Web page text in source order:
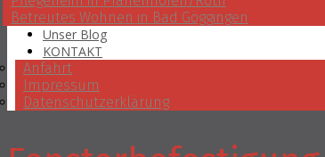
Betreutes Wohnen in Bad Göggingen
Unser Blog
KONTAKT
Anfahrt
Impressum
Datenschutzerklärung